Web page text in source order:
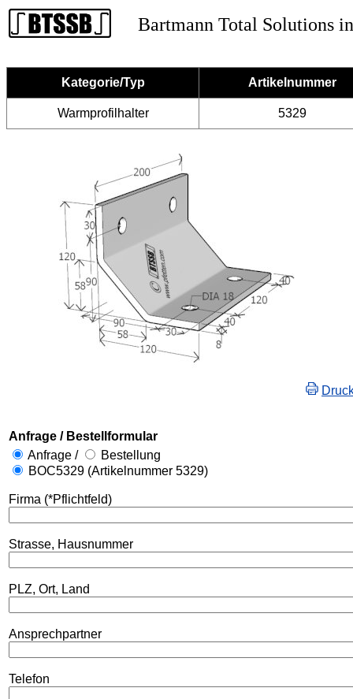
Bartmann Total Solutions
Kategorie/Typ Artikelnummer
Warmprofilhalter 5329
Anfrage / Bestellformular
Anfrage /
Bestellung
BOC5329 (Artikelnummer 5329)
Firma (*Pflichtfeld)
Strasse, Hausnummer
PLZ, Ort, Land
Ansprechpartner
Telefon